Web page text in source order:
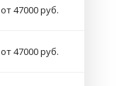
от 47000 руб.
от 47000 руб.